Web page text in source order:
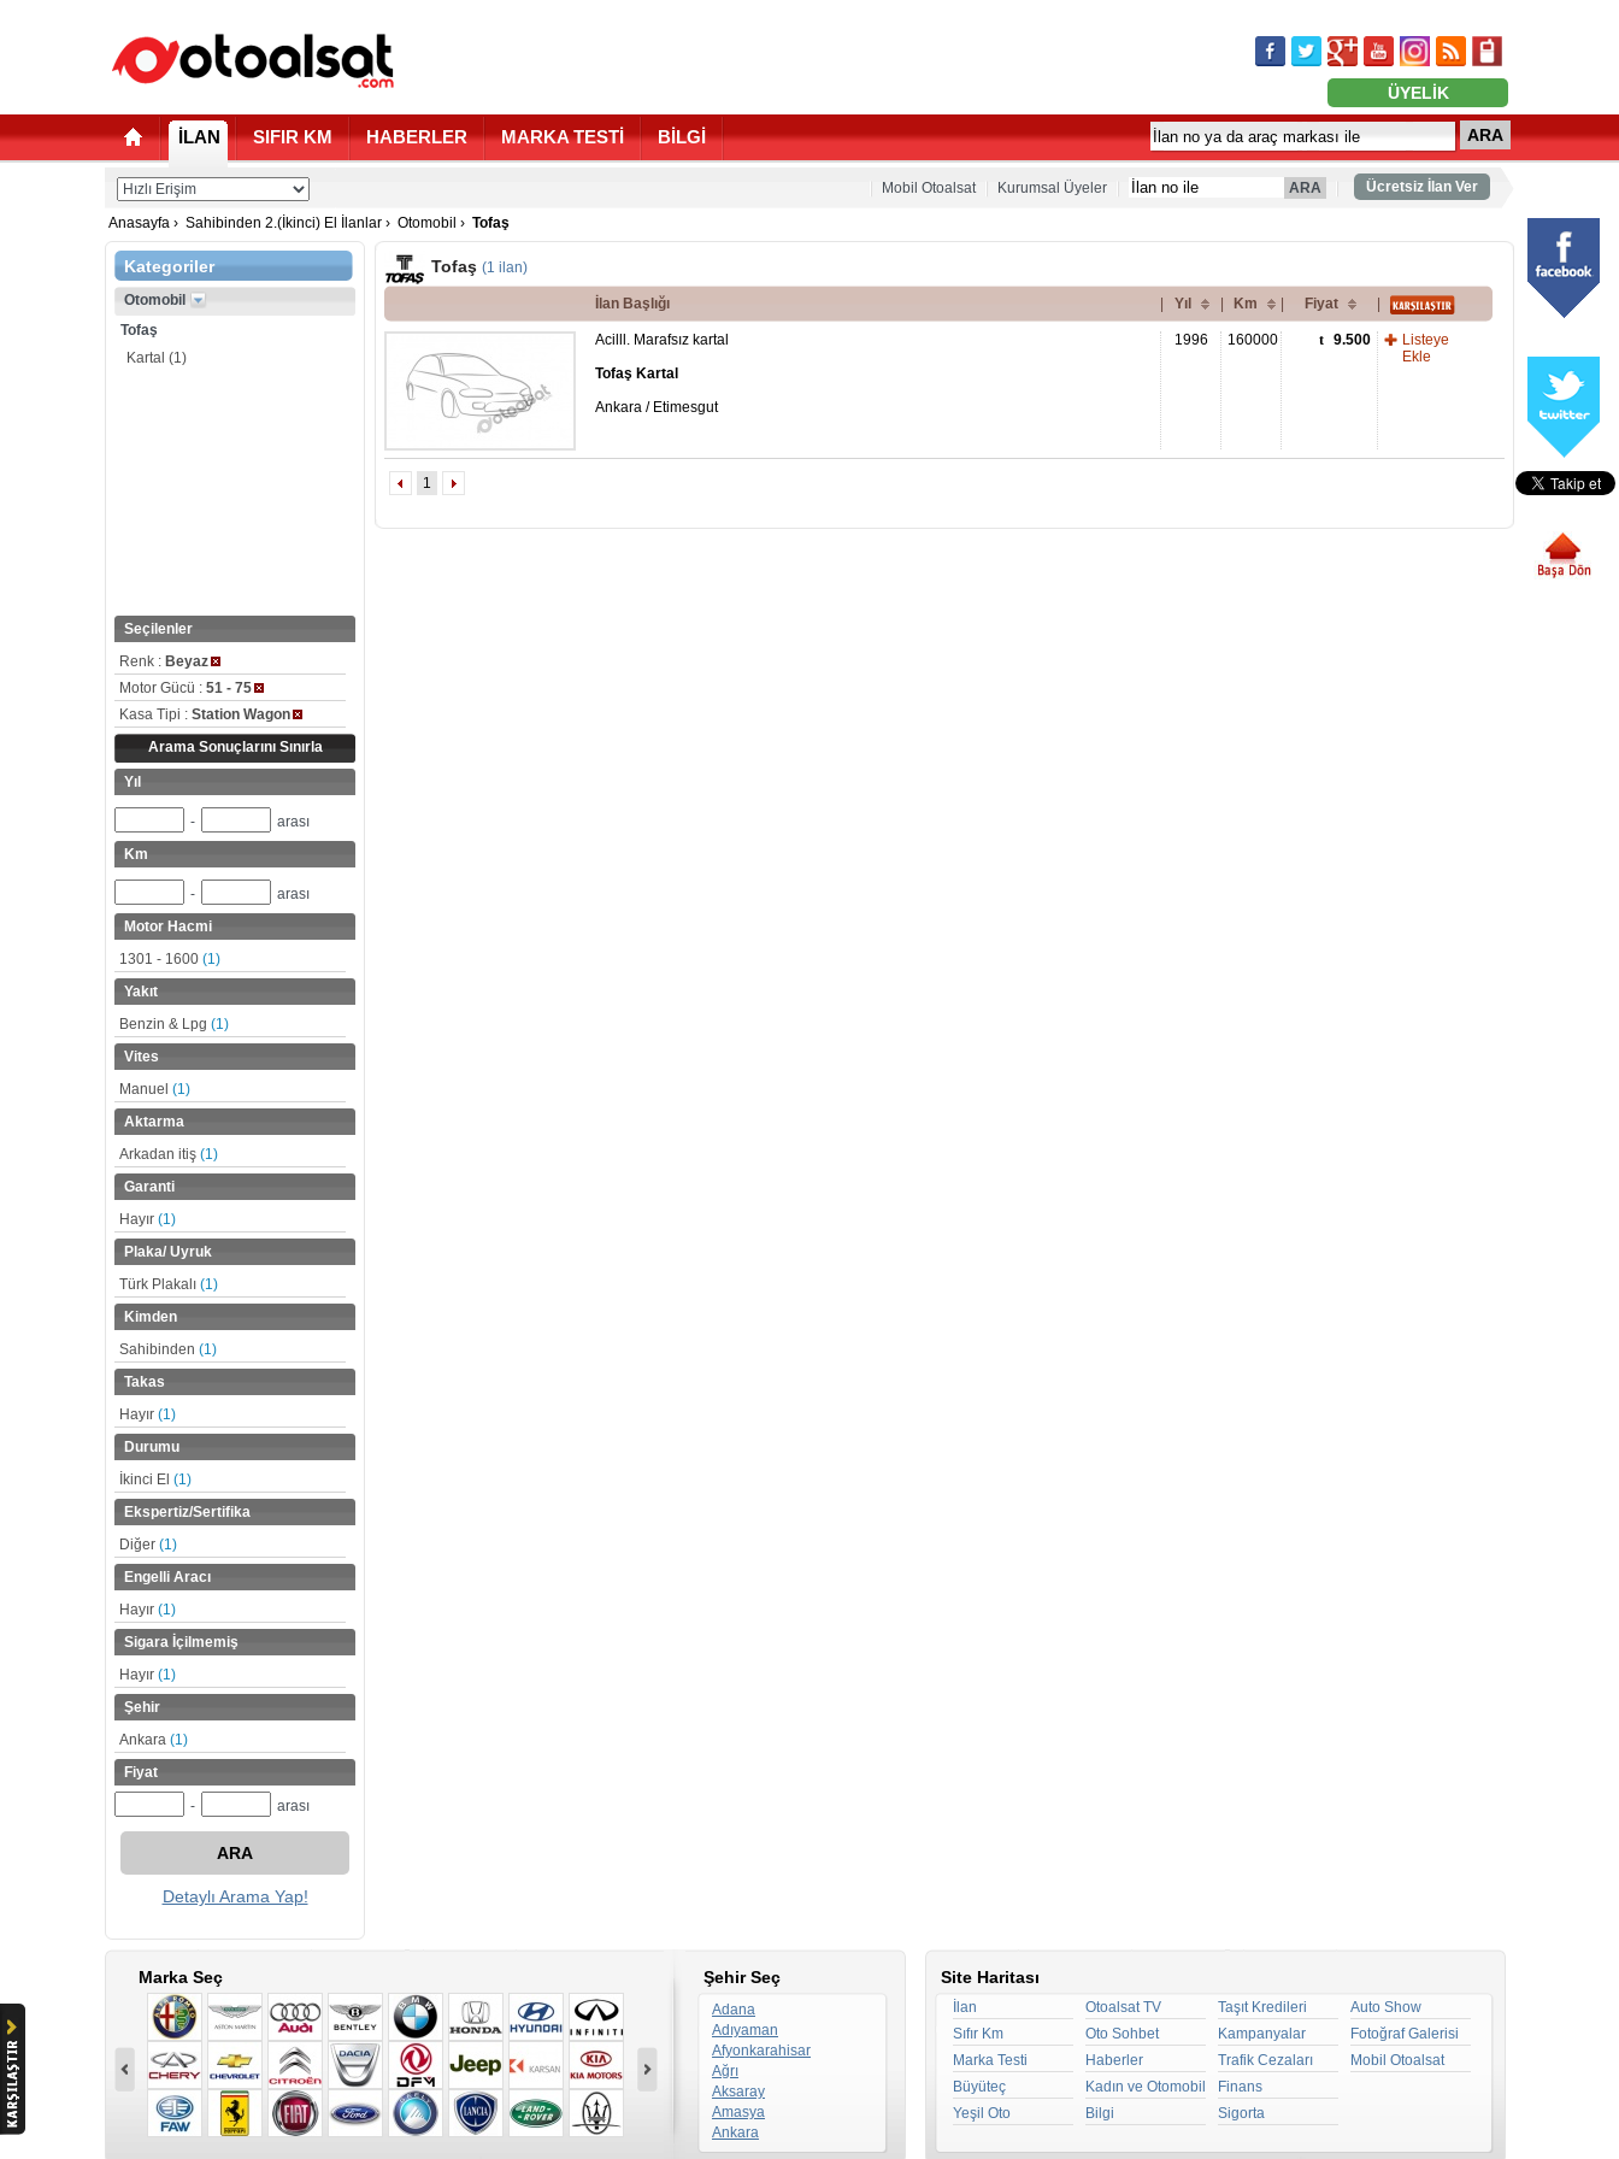
ÜYELİK
İLAN SIFIR KM HABERLER MARKA TESTİ BİLGİ ARA
Ücretsiz İlan Ver
Mobil Otoalsat Kurumsal Üyeler ARA
Anasayfa › Sahibinden 2.(İkinci) El İlanlar › Otomobil › Tofaş
Kategoriler
Otomobil
Tofaş
Kartal (1)
Seçilenler
Renk : Beyaz
Motor Gücü : 51 - 75
Kasa Tipi : Station Wagon
Arama Sonuçlarını Sınırla
Yıl
-
arası
Km
-
arası
Motor Hacmi
1301 - 1600 (1)
Yakıt
Benzin & Lpg (1)
Vites
Manuel (1)
Aktarma
Arkadan itiş (1)
Garanti
Hayır (1)
Plaka/ Uyruk
Türk Plakalı (1)
Kimden
Sahibinden (1)
Takas
Hayır (1)
Durumu
İkinci El (1)
Ekspertiz/Sertifika
Diğer (1)
Engelli Aracı
Hayır (1)
Sigara İçilmemiş
Hayır (1)
Şehir
Ankara (1)
Fiyat
-
arası
ARA
Detaylı Arama Yap!
Tofaş (1 ilan)
İlan Başlığı Yıl Km Fiyat
Acilll. Marafsız kartal
Tofaş Kartal
Ankara / Etimesgut
1996 160000 9.500
Listeye
Ekle
1
Marka Seç Şehir Seç
Adana
Adıyaman
Afyonkarahisar
Ağrı
Aksaray
Amasya
Ankara
Antalya
Site Haritası
İlan
Sıfır Km
Marka Testi
Büyüteç
Yeşil Oto
Otoalsat TV
Oto Sohbet
Haberler
Kadın ve Otomobil
Bilgi
Taşıt Kredileri
Kampanyalar
Trafik Cezaları
Finans
Sigorta
Auto Show
Fotoğraf Galerisi
Mobil Otoalsat